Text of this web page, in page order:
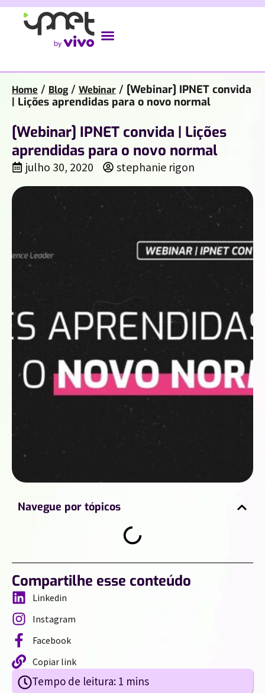
Home / Blog / Webinar / [Webinar] IPNET convida
| Lições aprendidas para o novo normal
[Webinar] IPNET convida | Lições
aprendidas para o novo normal
julho 30, 2020 stephanie rigon
Navegue por tópicos
Compartilhe esse conteúdo
Linkedin
Instagram
Facebook
Copiar link